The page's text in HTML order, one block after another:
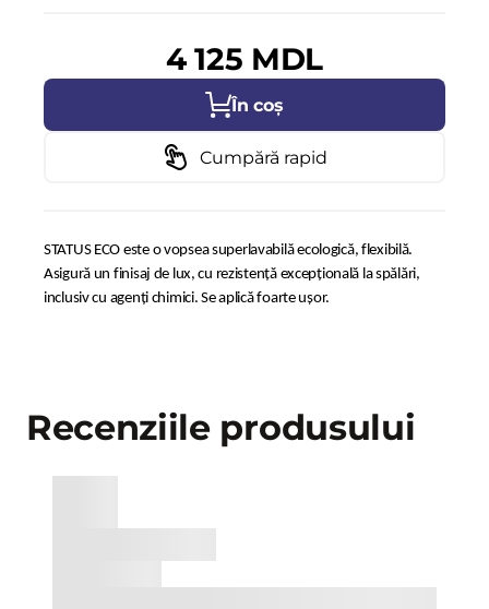
4 125 MDL
În coș
Cumpără rapid
STATUS ECO este o vopsea superlavabilă ecologică, flexibilă.
Asigură un finisaj de lux, cu rezistenţă excepţională la spălări,
inclusiv cu agenţi chimici. Se aplică foarte uşor.
Recenziile produsului